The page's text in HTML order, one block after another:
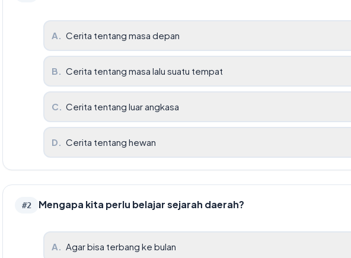
A. Cerita tentang masa depan
B. Cerita tentang masa lalu suatu tempat
C. Cerita tentang luar angkasa
D. Cerita tentang hewan
#2 Mengapa kita perlu belajar sejarah daerah?
A. Agar bisa terbang ke bulan